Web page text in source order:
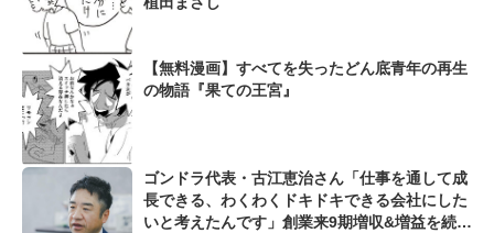
【無料漫画】すべてを失ったどん底青年の再生
の物語『果ての王宮』
ゴンドラ代表・古江恵治さん「仕事を通して成
長できる、わくわくドキドキできる会社にした
いと考えたんです」創業来9期増収&増益を続け